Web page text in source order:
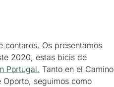
contaros. Os presentamos
2020, estas bicis de
Portugal. Tanto en el Camino
seguimos como